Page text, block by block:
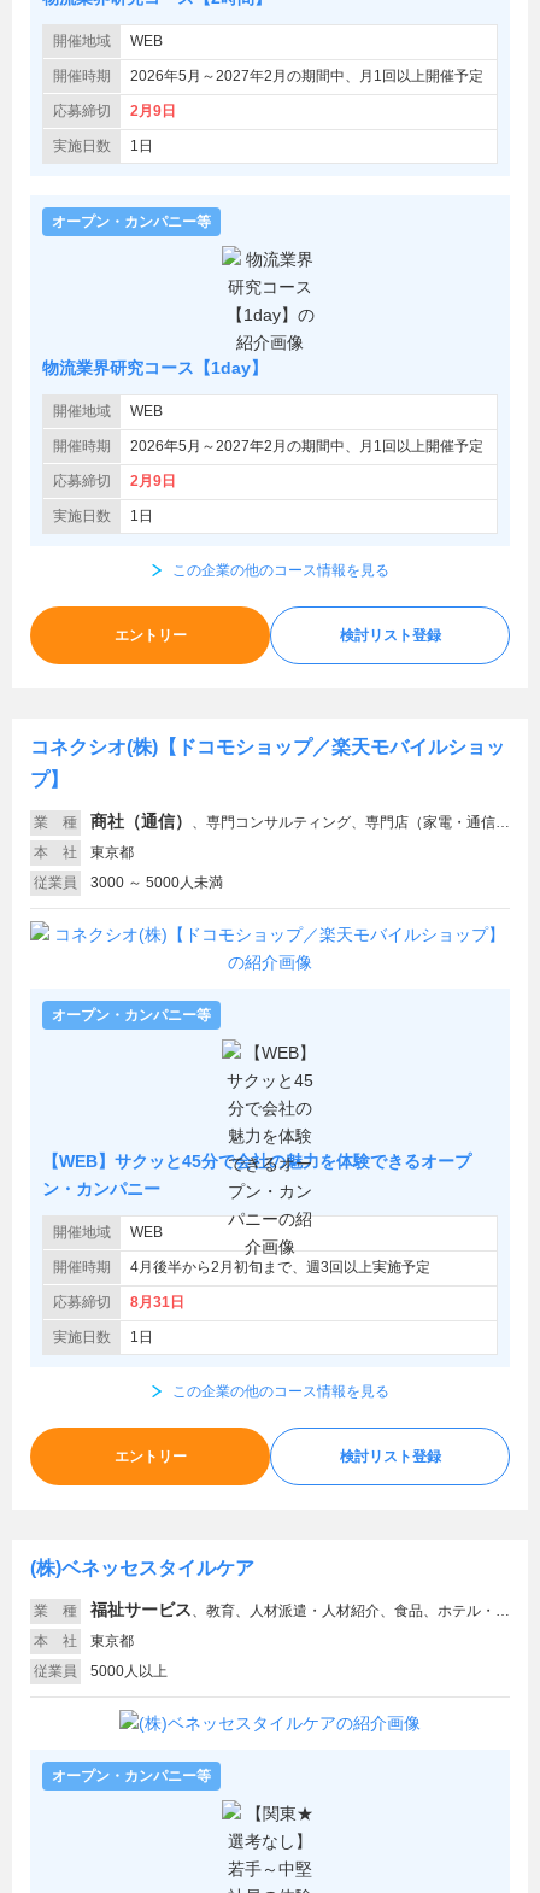
開催地域 WEB
開催時期 2026年5月～2027年2月の期間中、月1回以上開催予定
応募締切 2月9日
実施日数 1日
オープン・カンパニー等
物流業界研究コース【1day】
開催地域 WEB
開催時期 2026年5月～2027年2月の期間中、月1回以上開催予定
応募締切 2月9日
実施日数 1日
この企業の他のコース情報を見る
エントリー 検討リスト登録
コネクシオ(株)【ドコモショップ／楽天モバイルショッ
プ】
業 種 商社（通信） 、 専門コンサルティング、専門店（家電・通信・OA機器）、専門店（その他小売）
本 社
東京都
従業員
3000 ～ 5000人未満
オープン・カンパニー等
【WEB】サクッと45分で会社の魅力を体験できるオープ
ン・カンパニー
開催地域 WEB
開催時期 4月後半から2月初旬まで、週3回以上実施予定
応募締切 8月31日
実施日数 1日
この企業の他のコース情報を見る
エントリー 検討リスト登録
(株)ベネッセスタイルケア
業 種 福祉サービス、 教育、人材派遣・人材紹介、食品、ホテル・旅館
本 社
東京都
従業員
5000人以上
オープン・カンパニー等